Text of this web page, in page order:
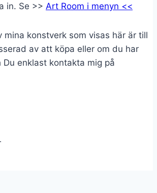
in. Se >> Art Room i menyn <<
mina konstverk som visas här är till
av att köpa eller om du har
Du enklast kontakta mig på